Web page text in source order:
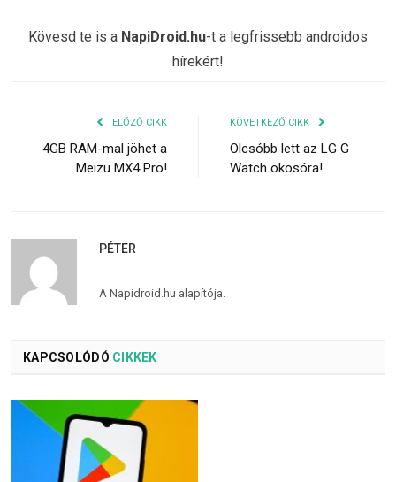
Kövesd te is a NapiDroid.hu-t a legfrissebb androidos
hírekért!
ELŐZŐ CIKK
4GB RAM-mal jöhet a
Meizu MX4 Pro!
KÖVETKEZŐ CIKK
Olcsóbb lett az LG G
Watch okosóra!
PÉTER
A Napidroid.hu alapítója.
KAPCSOLÓDÓ CIKKEK